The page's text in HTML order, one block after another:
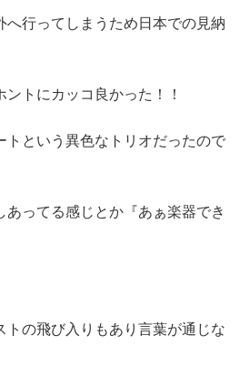
へ行ってしまうため日本での見納
トにカッコ良かった！！
トという異色なトリオだったので
ってる感じとか『あぁ楽器でき
トの飛び入りもあり言葉が通じな